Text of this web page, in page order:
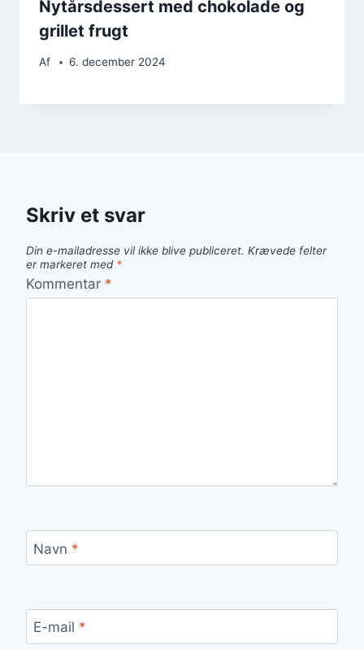
Nytårsdessert med chokolade og
grillet frugt
Af 6. december 2024
Skriv et svar
Din e-mailadresse vil ikke blive publiceret. Krævede felter
er markeret med *
Kommentar *
Navn *
E-mail *